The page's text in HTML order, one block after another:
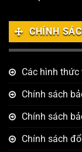
CHÍNH
Các hình
Chính sách
Chính sách
Chính sách